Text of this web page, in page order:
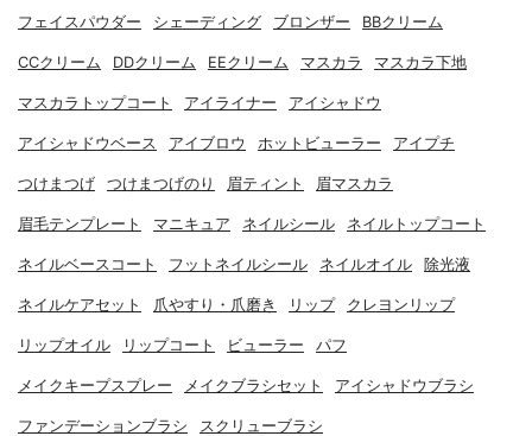
フェイスパウダー シェーディング ブロンザー BBクリーム
CCクリーム DDクリーム EEクリーム マスカラ マスカラ下地
マスカラトップコート アイライナー アイシャドウ
アイシャドウベース アイブロウ ホットビューラー アイプチ
つけまつげ つけまつげのり 眉ティント 眉マスカラ
眉毛テンプレート マニキュア ネイルシール ネイルトップコート
ネイルベースコート フットネイルシール ネイルオイル 除光液
ネイルケアセット 爪やすり・爪磨き リップ クレヨンリップ
リップオイル リップコート ビューラー パフ
メイクキープスプレー メイクブラシセット アイシャドウブラシ
ファンデーションブラシ スクリューブラシ